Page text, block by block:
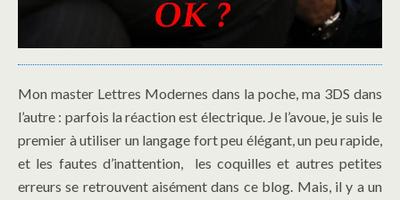
Mon master Lettres Modernes dans la poche, ma 3DS dans
l’autre : parfois la réaction est électrique. Je l’avoue, je suis le
premier à utiliser un langage fort peu élégant, un peu rapide,
et les fautes d’inattention, les coquilles et autres petites
erreurs se retrouvent aisément dans ce blog. Mais, il y a un